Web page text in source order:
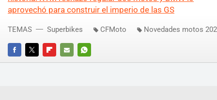
aprovechó para construir el imperio de las GS
FACEBOOKTWITTERFLIPBOARD
E-
WHATSAPP
TEMAS Superbikes CFMoto Novedades motos